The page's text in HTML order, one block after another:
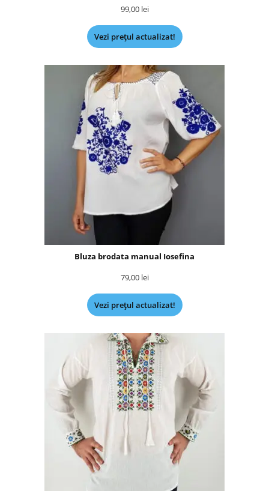
99,00 lei
Vezi prețul actualizat!
Bluza brodata manual Iosefina
79,00 lei
Vezi prețul actualizat!